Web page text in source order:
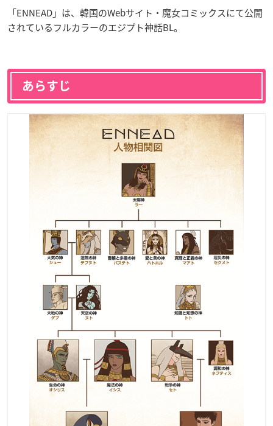
「ENNEAD」は、韓国のWebサイト・魔女コミックスにて公開
されているフルカラーのエジプト神話BL。
あらすじ